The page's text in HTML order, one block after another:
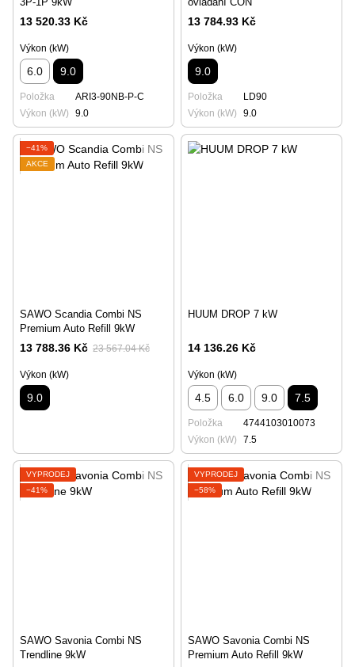
13 520.33 Kč
Výkon (kW)
6.0 9.0
Položka
ARI3-90NB-P-C
Výkon (kW)
9.0
13 784.93 Kč
Výkon (kW)
9.0
Položka
LD90
Výkon (kW)
9.0
−41%
AKCE
SAWO Scandia Combi NS
Premium Auto Refill 9kW
13 788.36 Kč 23 567.04 Kč
Výkon (kW)
9.0
HUUM DROP 7 kW
14 136.26 Kč
Výkon (kW)
4.5 6.0 9.0 7.5
Položka
4744103010073
Výkon (kW)
7.5
VÝPRODEJ
−41%
SAWO Savonia Combi NS
Trendline 9kW
VÝPRODEJ
−58%
SAWO Savonia Combi NS
Premium Auto Refill 9kW